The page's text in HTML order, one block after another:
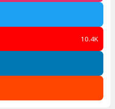
10.4K